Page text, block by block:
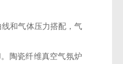
和气体压力搭配，气
陶瓷纤维真空气氛炉